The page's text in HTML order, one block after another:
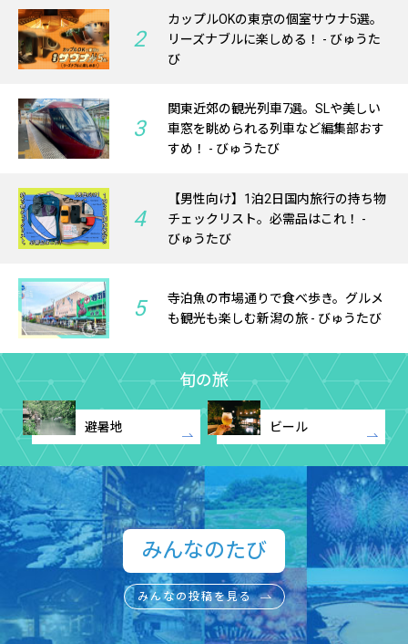
2
カップルOKの東京の個室サウナ5選。
リーズナブルに楽しめる！ - びゅうた
び
3
関東近郊の観光列車7選。SLや美しい
車窓を眺められる列車など編集部おす
すめ！ - びゅうたび
4
【男性向け】1泊2日国内旅行の持ち物
チェックリスト。必需品はこれ！ -
びゅうたび
5
寺泊魚の市場通りで食べ歩き。グルメ
も観光も楽しむ新潟の旅 - びゅうたび
旬の旅
避暑地 ビール
みんなのたび​
みんなの投稿を見る